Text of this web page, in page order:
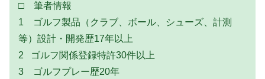
□ 筆者情報
1 ゴルフ製品（クラブ、ボール、シューズ、計測
等）設計・開発歴17年以上
2 ゴルフ関係登録特許30件以上
3 ゴルフプレー歴20年